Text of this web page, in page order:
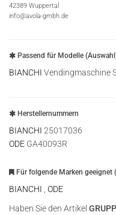
42389 Wuppertal
info@avola-gmbh.de
Passend für Modelle
BIANCHI Vendingmaschine
Herstellernummern
BIANCHI 25017036
ODE GA40093R
Für folgende Marken geeignet
BIANCHI
ODE
Haben Sie den Artikel